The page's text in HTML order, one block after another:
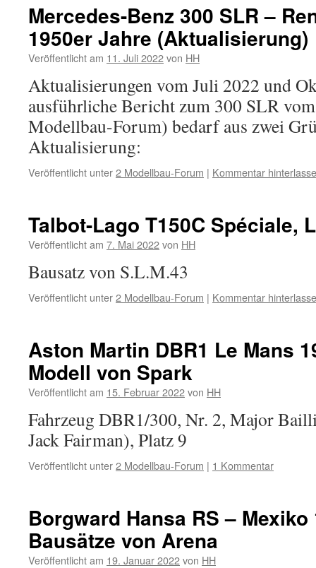
Mercedes-Benz 300 SLR –
1950er Jahre (Aktualisierung)
Veröffentlicht am 11. Juli 2022von HH
Aktualisierungen vom Juli 2022 und
ausführliche Bericht zum 300 SLR
Modellbau-Forum) bedarf aus zwei
Aktualisierung:
Veröffentlicht unter2 Modellbau-Forum | Kommentar
Talbot-Lago T150C Spéciale,
Veröffentlicht am 7. Mai 2022von HH
Bausatz von S.L.M.43
Veröffentlicht unter2 Modellbau-Forum | Kommentar
Aston Martin DBR1 Le Mans
Modell von Spark
Veröffentlicht am 15. Februar 2022von HH
Fahrzeug DBR1/300, Nr. 2, Major
Jack Fairman), Platz 9
Veröffentlicht unter2 Modellbau-Forum | 1 Kommentar
Borgward Hansa RS –
Bausätze von Arena
Veröffentlicht am 19. Januar 2022von HH